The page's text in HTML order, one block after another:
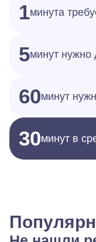
1минута
5минут нужно
60минут
30минут в